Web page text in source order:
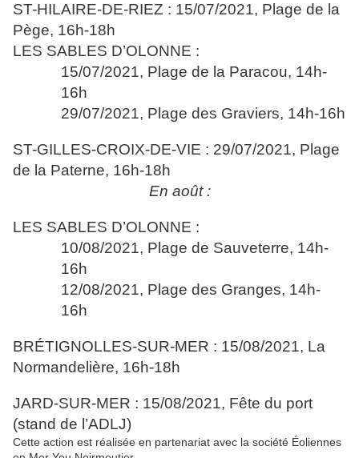
ST-HILAIRE-DE-RIEZ : 15/07/2021, Plage de la
Pège, 16h-18h
LES SABLES D’OLONNE :
15/07/2021, Plage de la Paracou, 14h-
16h
29/07/2021, Plage des Graviers, 14h-16h
ST-GILLES-CROIX-DE-VIE : 29/07/2021, Plage
de la Paterne, 16h-18h
En août :
LES SABLES D’OLONNE :
10/08/2021, Plage de Sauveterre, 14h-
16h
12/08/2021, Plage des Granges, 14h-
16h
BRÉTIGNOLLES-SUR-MER : 15/08/2021, La
Normandelière, 16h-18h
JARD-SUR-MER : 15/08/2021, Fête du port
(stand de l’ADLJ)
Cette action est réalisée en partenariat avec la société Éoliennes